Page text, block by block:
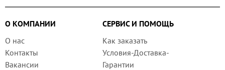
О КОМПАНИИ
СЕРВИС И ПОМОЩЬ
О нас
Контакты
Вакансии
Как заказать
Условия-Доставка-
Гарантии